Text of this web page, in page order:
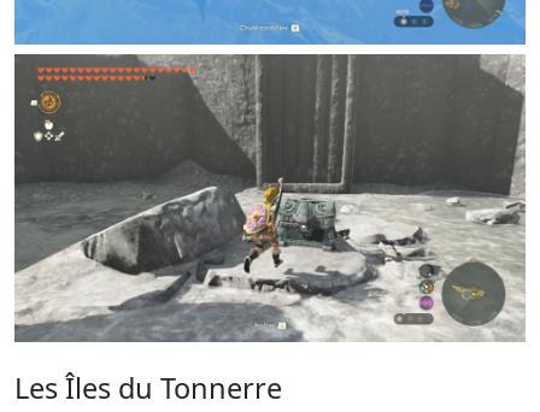
Les Îles du Tonnerre